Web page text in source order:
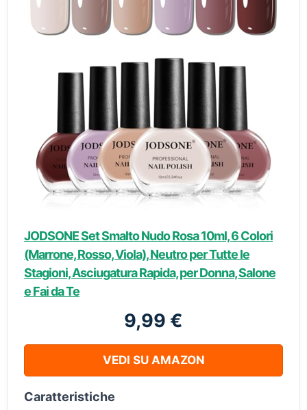
JODSONE Set Smalto Nudo Rosa 10ml, 6 Colori
(Marrone, Rosso, Viola), Neutro per Tutte le
Stagioni, Asciugatura Rapida, per Donna, Salone
e Fai da Te
9,99 €
VEDI SU AMAZON
Caratteristiche